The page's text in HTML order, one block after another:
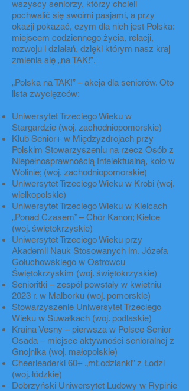
wszyscy seniorzy, którzy chcieli
pochwalić się swoimi pasjami, a przy
okazji pokazać, czym dla nich jest Polska:
miejscem codziennego życia, relacji,
rozwoju i działań, dzięki którym nasz kraj
zmienia się „na TAK!”.
„Polska na TAK!” – akcja dla seniorów. Oto
lista zwycięzców:
Uniwersytet Trzeciego Wieku w
Stargardzie (woj. zachodniopomorskie)
Klub Senior+ w Międzyzdrojach przy
Polskim Stowarzyszeniu na rzecz Osób z
Niepełnosprawnością Intelektualną, koło w
Wolinie; (woj. zachodniopomorskie)
Uniwersytet Trzeciego Wieku w Krobi (woj.
wielkopolskie)
Uniwersytet Trzeciego Wieku w Kielcach
„Ponad Czasem” – Chór Kanon; Kielce
(woj. świętokrzyskie)
Uniwersytet Trzeciego Wieku przy
Akademii Nauk Stosowanych im. Józefa
Gołuchowskiego w Ostrowcu
Świętokrzyskim (woj. świętokrzyskie)
Senioritki – zespół powstały w kwietniu
2023 r. w Malborku (woj. pomorskie)
Stowarzyszenie Uniwersytet Trzeciego
Wieku w Suwałkach (woj. podlaskie)
Kraina Vesny – pierwsza w Polsce Senior
Osada – miejsce aktywności senioralnej z
Gnojnika (woj. małopolskie)
Cheerleaderki 60+ „mŁodzianki” z Łodzi
(woj. łódzkie)
Dobrzyński Uniwersytet Ludowy w Rypinie